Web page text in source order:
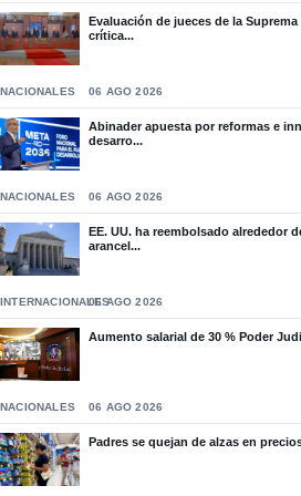
Evaluación de jueces de la
crítica...
NACIONALES 06 AGO 2026
Abinader apuesta por reformas e
desarro...
NACIONALES 06 AGO 2026
EE. UU. ha reembolsado alrededor
arancel...
INTERNACIONALES06 AGO 2026
Aumento salarial de 30 % Poder
NACIONALES 06 AGO 2026
Padres se quejan de alzas en